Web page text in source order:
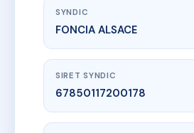
SYNDIC
FONCIA ALSACE
SIRET SYNDIC
67850117200178